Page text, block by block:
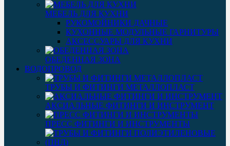
МЕБЕЛЬ ДЛЯ КУХНИ
РУКОМОЙНИКИ ДАЧНЫЕ
КУХОННЫЕ МОДУЛЬНЫЕ ГАРНИТУРЫ
АКСЕССУАРЫ ДЛЯ КУХНИ
ОБЕДЕННАЯ ЗОНА
ВОДОПРОВОД
ТРУБЫ И ФИТИНГИ МЕТАЛЛОПЛАСТ
АКСИАЛЬНЫЕ ФИТИНГИ И ИНСТРУМЕНТ
ПРЕСС ФИТИНГИ И ИНСТРУМЕНТЫ